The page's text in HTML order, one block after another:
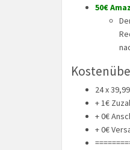
50€
24 x
+ 1€
+ 0€
+ 0€